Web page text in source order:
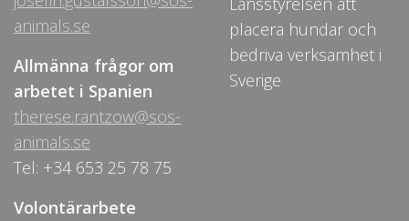
animals.se
Allmänna frågor om
arbetet i Spanien
therese.rantzow@sos-
animals.se
Tel: +34 653 25 78 75
Volontärarbete
placera hundar och
bedriva verksamhet i
Sverige